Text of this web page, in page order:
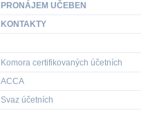
PRONÁJEM UČEBEN
KONTAKTY
Komora certifikovaných účetních
ACCA
Svaz účetních